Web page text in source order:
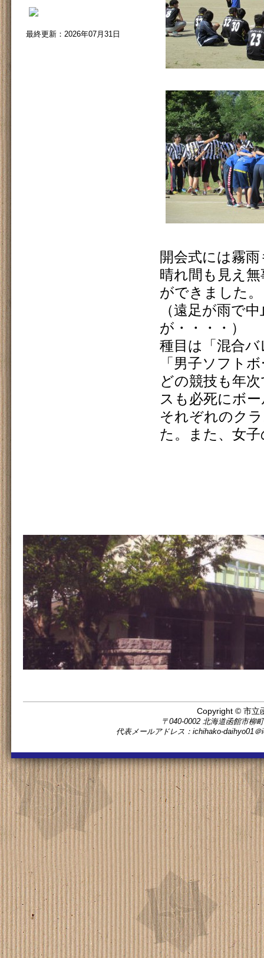
開会式には霧
晴れ間も見え
ができました。
（遠足が雨で
が・・・・）
種目は「混合
「男子ソフト
どの競技も年
スも必死にボ
それぞれのク
た。また、女
最終更新：2026年07月31日
Copyright © 市立
〒040-0002 北海道函館市柳
代表メールアドレス：ichihako-daihyo01